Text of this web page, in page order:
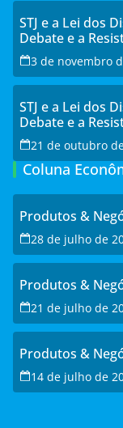
STJ e a Lei dos
Debate e a
3 de novembro
STJ e a Lei dos
Debate e a
21 de outubro
Coluna
Produtos &
28 de julho de
Produtos &
21 de julho de
Produtos &
14 de julho de